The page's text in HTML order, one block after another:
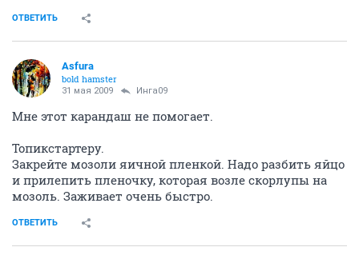
ОТВЕТИТЬ
Asfura
bold hamster
31 мая 2009 Инга09
Мне этот карандаш не помогает.
Топикстартеру.
Закрейте мозоли яичной пленкой. Надо разбить яйцо
и прилепить пленочку, которая возле скорлупы на
мозоль. Заживает очень быстро.
ОТВЕТИТЬ